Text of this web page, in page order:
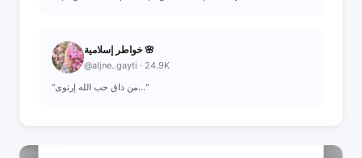
خواطر إسلامية 🌸
@aljne..gayti · 24.9K
"من ذاق حب الله إرتوى..."